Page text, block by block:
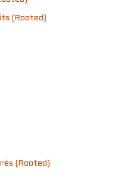
(Rooted)
(Rooted)